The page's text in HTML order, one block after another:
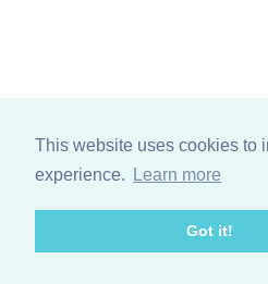
This website uses cookies to
experience.
Learn more
Got it!
Vinding et co A/S
Telefon: +45 75 31 02 11